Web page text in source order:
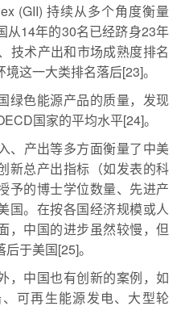
(GII) 持续从多个角度衡量
从14年的30名已经跻身23年
技术产出和市场成熟度排名
这一大类排名落后[23]。
绿色能源产品的质量，发现
国家的平均水平[24]。
、产出等多方面衡量了中美
新总产出指标（如发表的科
予的博士学位数量、先进产
国。在按各国经济规模或人
，中国的进步虽然较慢，但
于美国[25]。
，中国也有创新的案例，如
可再生能源发电、大型轮